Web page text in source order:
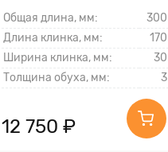
Общая длина, мм:
300
Длина клинка, мм:
170
Ширина клинка, мм:
30
Толщина обуха, мм:
3
12 750 ₽